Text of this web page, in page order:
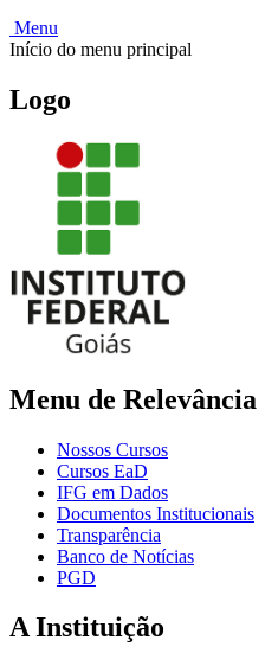
Menu
Início do menu principal
Logo
Menu de Relevância
Nossos Cursos
Cursos EaD
IFG em Dados
Documentos Institucionais
Transparência
Banco de Notícias
PGD
A Instituição